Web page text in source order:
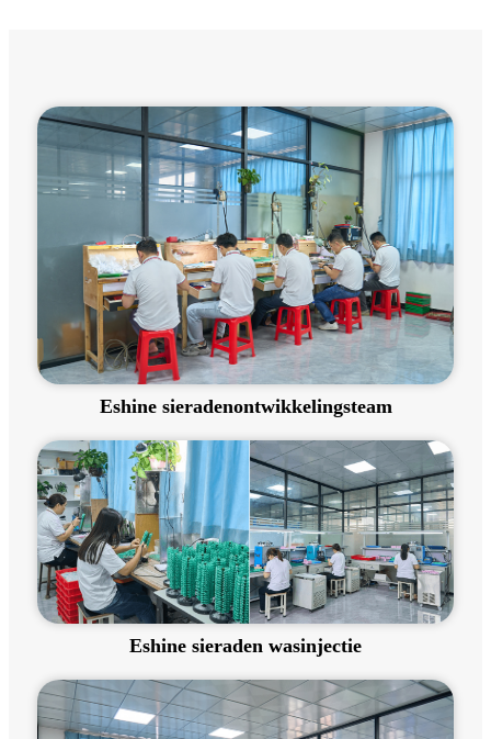
Eshine sieradenontwikkelingsteam
Eshine sieraden wasinjectie